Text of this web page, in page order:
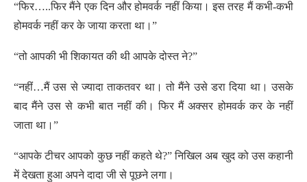
“फिर…..फिर मैंने एक दिन और होमवर्क नहीं किया। इस तरह मैं कभी-कभी
होमवर्क नहीं कर के जाया करता था।”
“तो आपकी भी शिकायत की थी आपके दोस्त ने?”
“नहीं…मैं उस से ज्यादा ताकतवर था। तो मैंने उसे डरा दिया था। उसके
बाद मैंने उस से कभी बात नहीं की। फिर मैं अक्सर होमवर्क कर के नहीं
जाता था।”
“आपके टीचर आपको कुछ नहीं कहते थे?” निखिल अब खुद को उस कहानी
में देखता हुआ अपने दादा जी से पूछने लगा।